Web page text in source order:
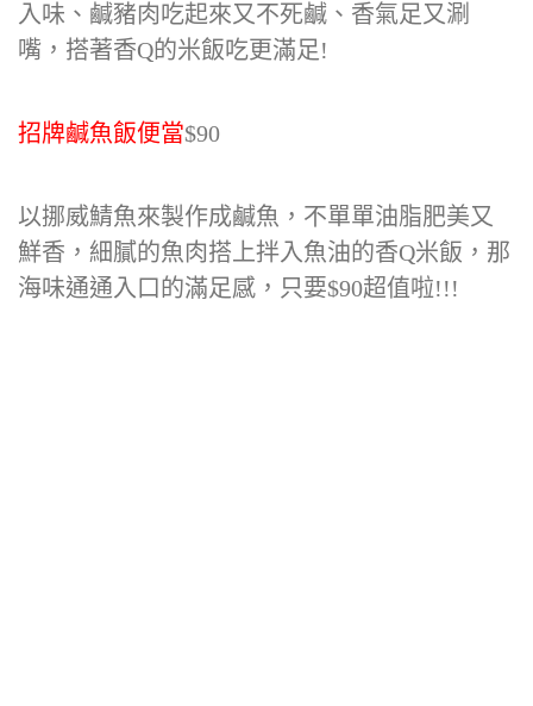
入味、鹹豬肉吃起來又不死鹹、香氣足又涮
嘴，搭著香Q的米飯吃更滿足!
招牌鹹魚飯便當$90
以挪威鯖魚來製作成鹹魚，不單單油脂肥美又
鮮香，細膩的魚肉搭上拌入魚油的香Q米飯，那
海味通通入口的滿足感，只要$90超值啦!!!